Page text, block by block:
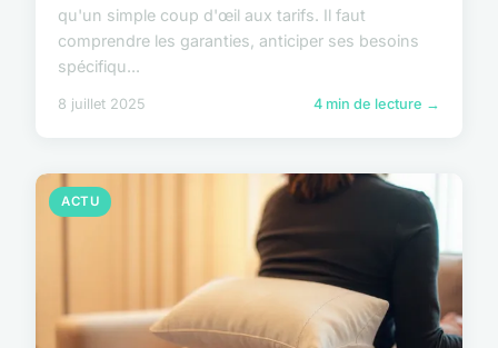
qu'un simple coup d'œil aux tarifs. Il faut
comprendre les garanties, anticiper ses besoins
spécifiqu...
8 juillet 2025 4 min de lecture →
ACTU